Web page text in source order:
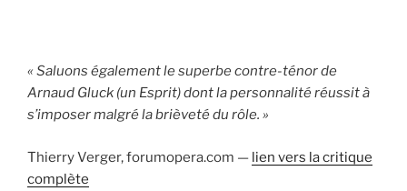
« Saluons également le superbe contre-ténor de
Arnaud Gluck (un Esprit) dont la personnalité réussit à
s’imposer malgré la brièveté du rôle. »
Thierry Verger, forumopera.com — lien vers la critique
complète